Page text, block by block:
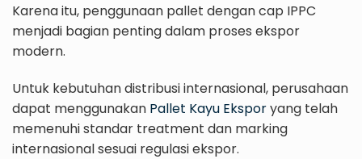
Karena itu, penggunaan pallet dengan cap IPPC
menjadi bagian penting dalam proses ekspor
modern.
Untuk kebutuhan distribusi internasional, perusahaan
dapat menggunakan Pallet Kayu Eksporyang telah
memenuhi standar treatment dan marking
internasional sesuai regulasi ekspor.